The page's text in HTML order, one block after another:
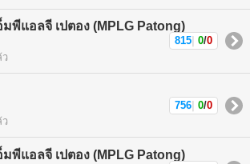
มพีแอลจี เปตอง (MPLG Patong)
815 0/0
756 0/0
มพีแอลจี เปตอง (MPLG Patong)